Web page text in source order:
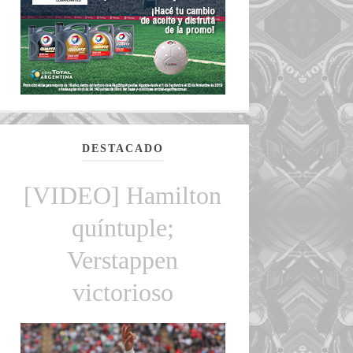
DESTACADO
[VIDEO] Hamilton
quíntuple;
Verstappen
victorioso